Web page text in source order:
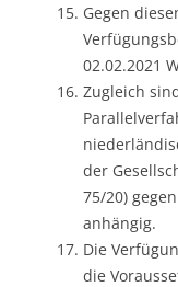
Gegen
02.02.2021
Zugleich
der
75/20)
anhängig.
Die
die